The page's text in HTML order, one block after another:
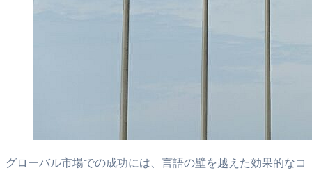
グローバル市場での成功には、言語の壁を越えた効果的なコ